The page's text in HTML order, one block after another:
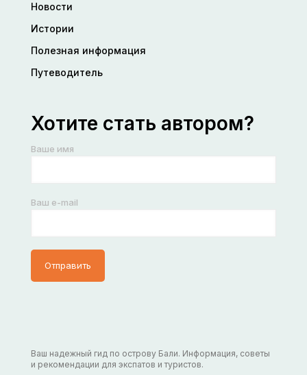
Новости
Истории
Полезная информация
Путеводитель
Хотите стать автором?
Ваше имя
Ваш e-mail
Ваш надежный гид по острову Бали. Информация, советы
и рекомендации для экспатов и туристов.